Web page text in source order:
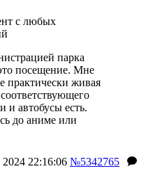
с любых
парка
посещение. Мне
практически живая
и автобусы есть.
до аниме или
22:16:06 №5342765